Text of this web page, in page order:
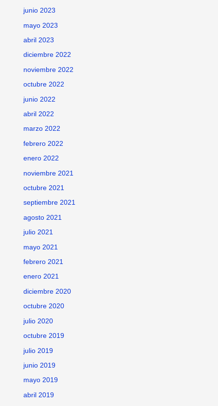
junio 2023
mayo 2023
abril 2023
diciembre 2022
noviembre 2022
octubre 2022
junio 2022
abril 2022
marzo 2022
febrero 2022
enero 2022
noviembre 2021
octubre 2021
septiembre 2021
agosto 2021
julio 2021
mayo 2021
febrero 2021
enero 2021
diciembre 2020
octubre 2020
julio 2020
octubre 2019
julio 2019
junio 2019
mayo 2019
abril 2019